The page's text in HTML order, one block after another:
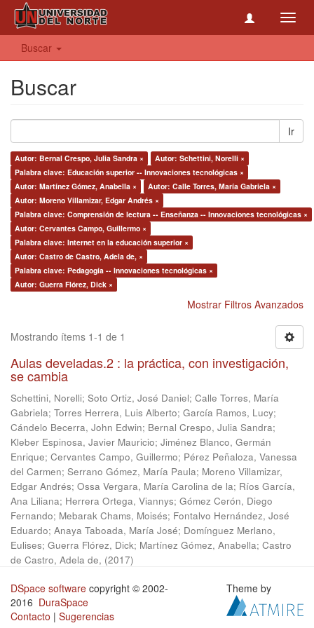
Buscar
Buscar
Ir
Autor: Bernal Crespo, Julia Sandra ×
Autor: Schettini, Norelli ×
Palabra clave: Educación superior -- Innovaciones tecnológicas ×
Autor: Martínez Gómez, Anabella ×
Autor: Calle Torres, María Gabriela ×
Autor: Moreno Villamizar, Edgar Andrés ×
Palabra clave: Comprensión de lectura -- Enseñanza -- Innovaciones tecnológicas ×
Autor: Cervantes Campo, Guillermo ×
Palabra clave: Internet en la educación superior ×
Autor: Castro de Castro, Adela de, ×
Palabra clave: Pedagogía -- Innovaciones tecnológicas ×
Autor: Guerra Flórez, Dick ×
Mostrar Filtros Avanzados
Mostrando ítems 1-1 de 1
Aulas develadas.2 : la práctica, con investigación,
se cambia
Schettini, Norelli; Soto Ortiz, José Daniel; Calle Torres, María
Gabriela; Torres Herrera, Luis Alberto; García Ramos, Lucy;
Cándelo Becerra, John Edwin; Bernal Crespo, Julia Sandra;
Kleber Espinosa, Javier Mauricio; Jiménez Blanco, Germán
Enrique; Cervantes Campo, Guillermo; Pérez Peñaloza, Vanessa
del Carmen; Serrano Gómez, María Paula; Moreno Villamizar,
Edgar Andrés; Ossa Vergara, María Carolina de la; Ríos García,
Ana Liliana; Herrera Ortega, Viannys; Gómez Cerón, Diego
Fernando; Mebarak Chams, Moisés; Fontalvo Hernández, José
Eduardo; Anaya Taboada, María José; Domínguez Merlano,
Eulises; Guerra Flórez, Dick; Martínez Gómez, Anabella; Castro
de Castro, Adela de, (2017)
DSpace software copyright © 2002-
2016 DuraSpace
Contacto | Sugerencias
Theme by